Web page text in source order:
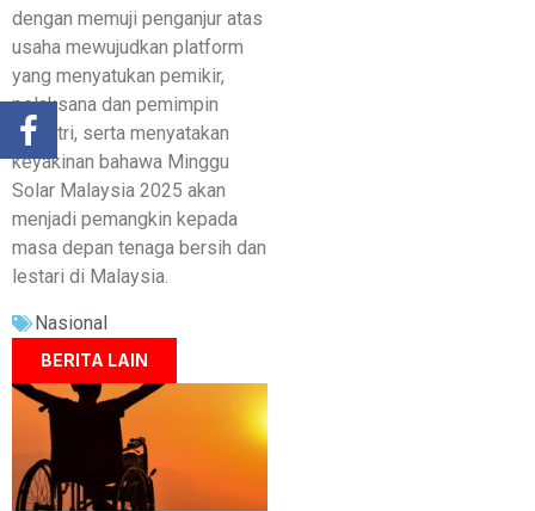
dengan memuji penganjur atas
usaha mewujudkan platform
yang menyatukan pemikir,
pelaksana dan pemimpin
industri, serta menyatakan
keyakinan bahawa Minggu
Solar Malaysia 2025 akan
menjadi pemangkin kepada
masa depan tenaga bersih dan
lestari di Malaysia.
Nasional
BERITA LAIN